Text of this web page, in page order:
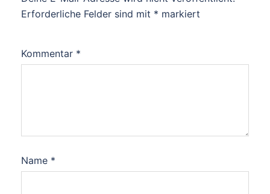
Erforderliche Felder sind mit * markiert
Kommentar *
Name *